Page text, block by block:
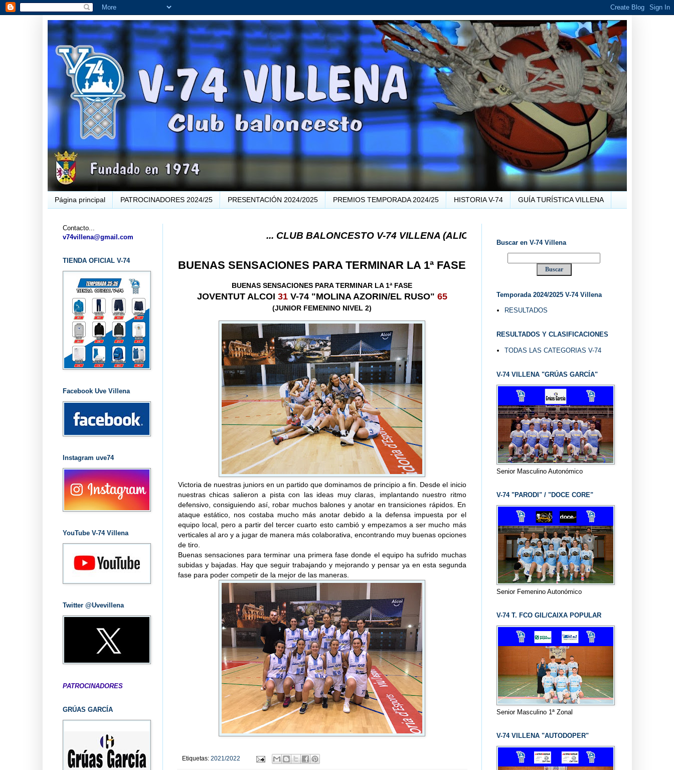
Página principal PATROCINADORES 2024/25 PRESENTACIÓN 2024/2025 PREMIOS TEMPORADA 2024/25 HISTORIA V-74 GUÍA TURÍSTICA VILLENA
... CLUB BALONCESTO V-74 VILLENA (ALICANTE) ... V-74 VILLENA DESDE 1.974 ... EL "UVE" ...
BUENAS SENSACIONES PARA TERMINAR LA 1ª FASE
BUENAS SENSACIONES PARA TERMINAR LA 1ª FASE
JOVENTUT ALCOI 31V-74 "MOLINA AZORIN/EL RUSO" 65
(JUNIOR FEMENINO NIVEL 2)
Victoria de nuestras juniors en un partido que dominamos de principio a fin. Desde el inicio
nuestras chicas salieron a pista con las ideas muy claras, implantando nuestro ritmo
defensivo, consiguiendo así, robar muchos balones y anotar en transiciones rápidos. En
ataque estático, nos costaba mucho más anotar debido a la defensa impuesta por el
equipo local, pero a partir del tercer cuarto esto cambió y empezamos a ser mucho más
verticales al aro y a jugar de manera más colaborativa, encontrando muy buenas opciones
de tiro.
Buenas sensaciones para terminar una primera fase donde el equipo ha sufrido muchas
subidas y bajadas. Hay que seguir trabajando y mejorando y pensar ya en esta segunda
fase para poder competir de la mejor de las maneras.
Etiquetas: 2021/2022
Contacto...
v74villena@gmail.com
TIENDA OFICIAL V-74
Facebook Uve Villena
Instagram uve74
YouTube V-74 Villena
Twitter @Uvevillena
PATROCINADORES
GRÚAS GARCÍA
Buscar en V-74 Villena
Temporada 2024/2025 V-74 Villena
RESULTADOS
RESULTADOS Y CLASIFICACIONES
TODAS LAS CATEGORIAS V-74
V-74 VILLENA "GRÚAS GARCÍA"
Senior Masculino Autonómico
V-74 "PARODI" / "DOCE CORE"
Senior Femenino Autonómico
V-74 T. FCO GIL/CAIXA POPULAR
Senior Masculino 1ª Zonal
V-74 VILLENA "AUTODOPER"